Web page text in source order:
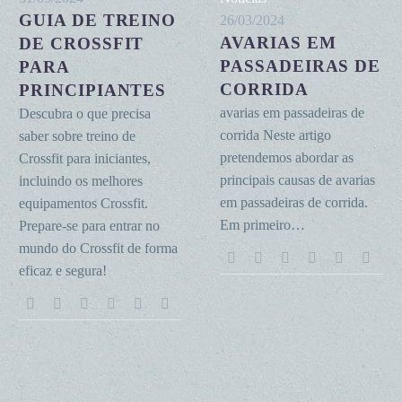
treino
de
Crossfit
para
principiantes
GUIA DE TREINO
DE CROSSFIT
PARA
PRINCIPIANTES
Descubra o que precisa
saber sobre treino de
Crossfit para iniciantes,
incluindo os melhores
equipamentos Crossfit.
Prepare-se para entrar no
mundo do Crossfit de forma
eficaz e segura!
em
passadeiras
de
corrida
26/03/2024
AVARIAS EM
PASSADEIRAS DE
CORRIDA
avarias em passadeiras de
corrida Neste artigo
pretendemos abordar as
principais causas de avarias
em passadeiras de corrida.
Em primeiro…